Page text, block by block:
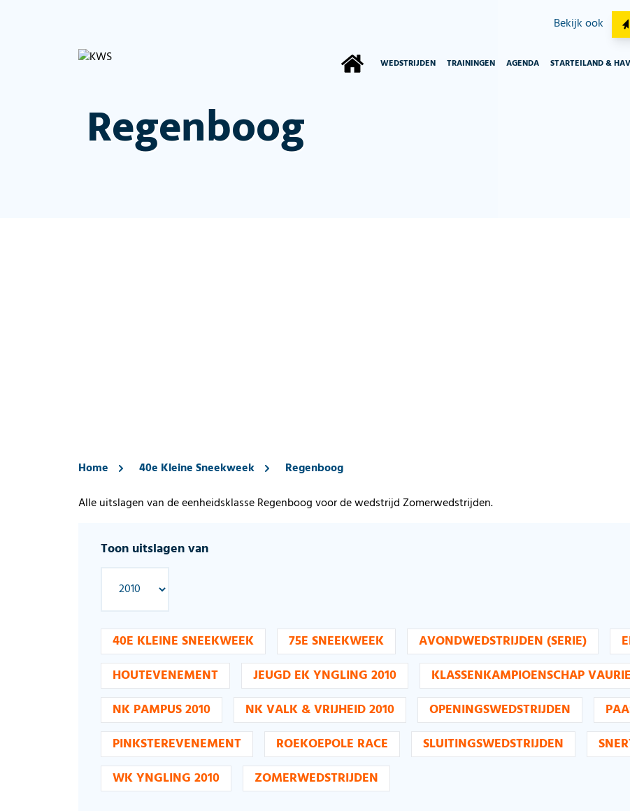
Bekijk ook
WEDSTRIJDEN TRAININGEN AGENDA STARTEILAND &
Regenboog
Home 40e Kleine Sneekweek
Regenboog
Alle uitslagen van de eenheidsklasse Regenboog voor de wedstrijd Zomerwedstrijden.
Toon uitslagen van
40E KLEINE SNEEKWEEK 75E SNEEKWEEK AVONDWEDSTRIJDEN (SERIE)
HOUTEVENEMENT
JEUGD EK YNGLING 2010 KLASSENKAMPIOENSCHAP
NK PAMPUS 2010
NK VALK & VRIJHEID 2010 OPENINGSWEDSTRIJDEN
PINKSTEREVENEMENT
ROEKOEPOLE RACE SLUITINGSWEDSTRIJDEN
WK YNGLING 2010
ZOMERWEDSTRIJDEN